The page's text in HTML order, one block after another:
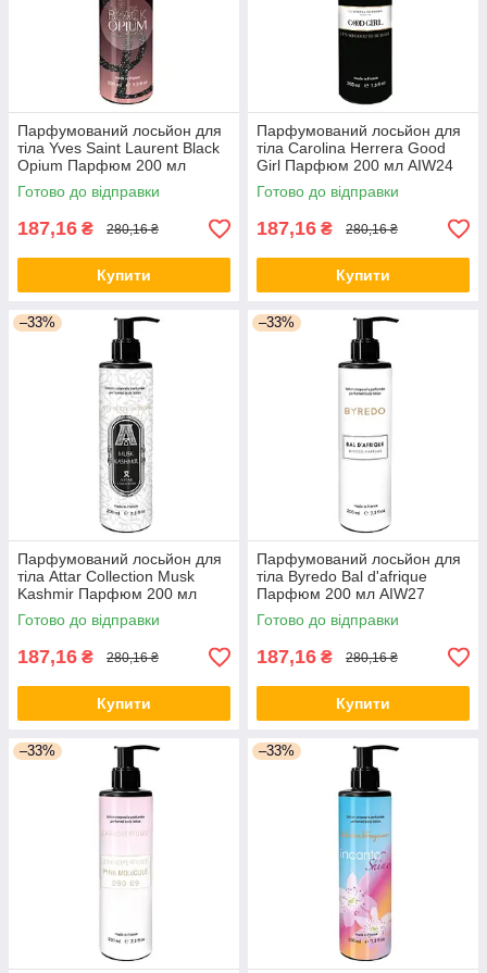
Парфумований лосьйон для
тіла Yves Saint Laurent Black
Opium Парфюм 200 мл
AIW23
Готово до відправки
187,16 ₴ 280,16 ₴
Купити
Парфумований лосьйон для
тіла Carolina Herrera Good
Girl Парфюм 200 мл AIW24
Готово до відправки
187,16 ₴ 280,16 ₴
Купити
–33%
Парфумований лосьйон для
тіла Attar Collection Musk
Kashmir Парфюм 200 мл
AIW26
Готово до відправки
187,16 ₴ 280,16 ₴
Купити
–33%
Парфумований лосьйон для
тіла Byredo Bal d'afrique
Парфюм 200 мл AIW27
Готово до відправки
187,16 ₴ 280,16 ₴
Купити
–33% –33%